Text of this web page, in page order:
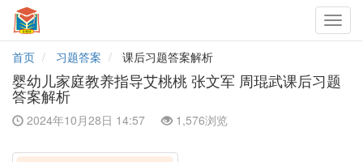
首页
习题答案 课后习题答案解析
婴幼儿家庭教养指导艾桃桃 张文军 周琨武课后习题
答案解析
2024年10月28日 14:57 1,576浏览